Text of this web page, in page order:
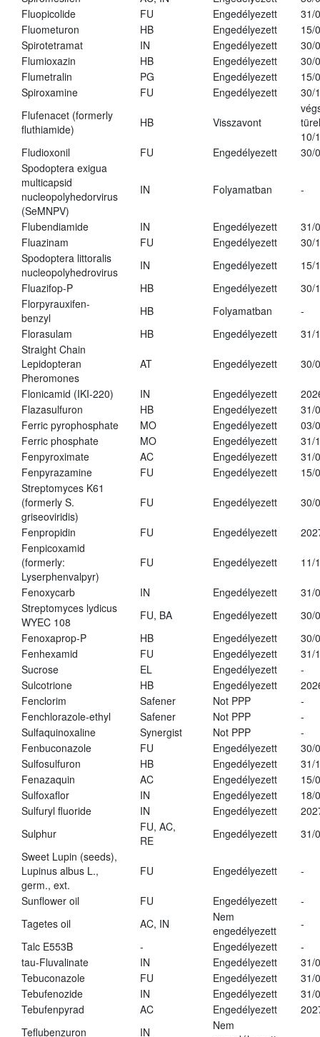
Fluopicolide
FU Engedélyezett
31/
Fluometuron
HB Engedélyezett
15/
Spirotetramat
IN Engedélyezett
30/
Flumioxazin
HB Engedélyezett
30/
Flumetralin
PG Engedélyezett
15/
Spiroxamine
FU Engedélyezett
30/
Flufenacet (formerly
fluthiamide)
HB Visszavont
10/
Fludioxonil
FU Engedélyezett
30/
Spodoptera exigua
multicapsid
nucleopolyhedorvirus
(SeMNPV)
IN Folyamatban -
Flubendiamide IN Engedélyezett
31/
Fluazinam
FU Engedélyezett
30/
Spodoptera littoralis
nucleopolyhedrovirus
IN Engedélyezett
15/
Fluazifop-P
HB Engedélyezett
30/
Florpyrauxifen-
benzyl
HB Folyamatban
-
Florasulam
HB Engedélyezett
31/
Straight Chain
Lepidopteran
Pheromones
AT Engedélyezett 30/
Flonicamid (IKI-220) IN Engedélyezett
Flazasulfuron
HB Engedélyezett
31/
Ferric pyrophosphate
MO Engedélyezett
03/
Ferric phosphate
MO Engedélyezett
31/
Fenpyroximate
AC Engedélyezett
31/
Fenpyrazamine
FU Engedélyezett
15/
Streptomyces K61
(formerly S.
griseoviridis)
FU Engedélyezett 30/
Fenpropidin FU Engedélyezett
Fenpicoxamid
(formerly:
Lyserphenvalpyr)
FU Engedélyezett 11/
Fenoxycarb IN Engedélyezett
31/
Streptomyces lydicus
WYEC 108
FU, BA Engedélyezett
30/
Fenoxaprop-P
HB Engedélyezett
30/
Fenhexamid
FU Engedélyezett
31/
Sucrose
EL Engedélyezett
-
Sulcotrione
HB Engedélyezett
Fenclorim
Safener Not PPP
-
Fenchlorazole-ethyl
Safener Not PPP
-
Sulfaquinoxaline
Synergist Not PPP
-
Fenbuconazole
FU Engedélyezett
30/
Sulfosulfuron
HB Engedélyezett
31/
Fenazaquin
AC Engedélyezett
15/
Sulfoxaflor
IN Engedélyezett
18/
Sulfuryl fluoride
IN Engedélyezett
Sulphur
FU, AC,
RE
Engedélyezett
31/
Sweet Lupin (seeds),
Lupinus albus L.,
germ., ext.
FU Engedélyezett -
Sunflower oil FU Engedélyezett
-
Tagetes oil
AC, IN
Nem
engedélyezett
-
Talc E553B
- Engedélyezett
-
tau-Fluvalinate
IN Engedélyezett
31/
Tebuconazole
FU Engedélyezett
31/
Tebufenozide
IN Engedélyezett
31/
Tebufenpyrad
AC Engedélyezett
Teflubenzuron
IN
Nem